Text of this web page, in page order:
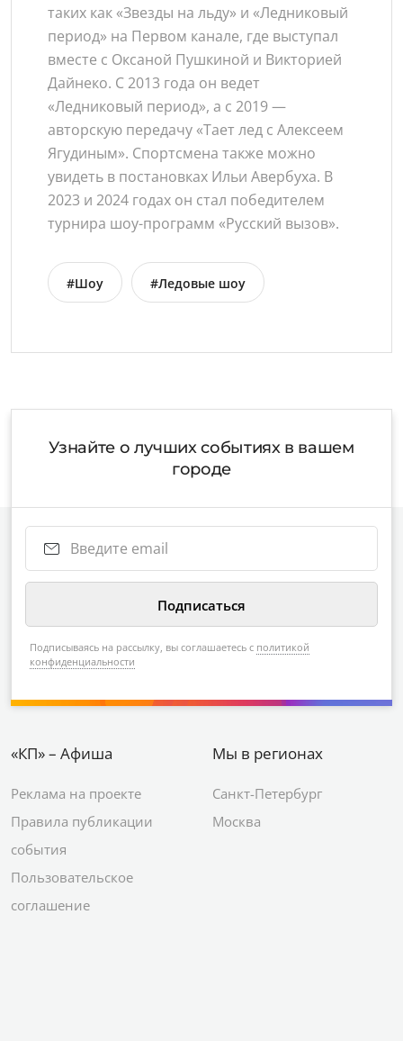
таких как «Звезды на льду» и «Ледниковый
период» на Первом канале, где выступал
вместе с Оксаной Пушкиной и Викторией
Дайнеко. С 2013 года он ведет
«Ледниковый период», а с 2019 —
авторскую передачу «Тает лед с Алексеем
Ягудиным». Спортсмена также можно
увидеть в постановках Ильи Авербуха. В
2023 и 2024 годах он стал победителем
турнира шоу-программ «Русский вызов».
#Шоу #Ледовые шоу
Узнайте о лучших событиях в вашем
городе
Подписываясь на рассылку, вы соглашаетесь с политикой
конфиденциальности
«КП» – Афиша
Реклама на проекте
Правила публикации
события
Пользовательское
соглашение
Мы в регионах
Санкт-Петербург
Москва